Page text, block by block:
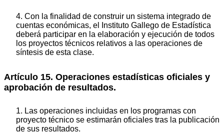
4. Con la finalidad de construir un sistema integrado de
cuentas económicas, el Instituto Gallego de Estadística
deberá participar en la elaboración y ejecución de todos
los proyectos técnicos relativos a las operaciones de
síntesis de esta clase.
Artículo 15. Operaciones estadísticas oficiales y
aprobación de resultados.
1. Las operaciones incluidas en los programas con
proyecto técnico se estimarán oficiales tras la publicación
de sus resultados.